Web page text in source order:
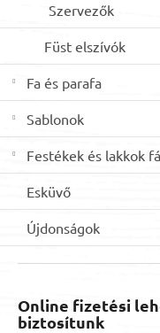
Szervezők
Füst elszívók
Fa és parafa
Sablonok
Festékek és lakkok
Esküvő
Újdonságok
Online fizetési
biztosítunk